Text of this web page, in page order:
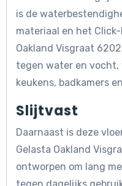
is de
materiaal en het
Oakland Visgraat
tegen water en
keukens, badkamers
Slijtvast
Daarnaast is deze
Gelasta Oakland
ontworpen om lang